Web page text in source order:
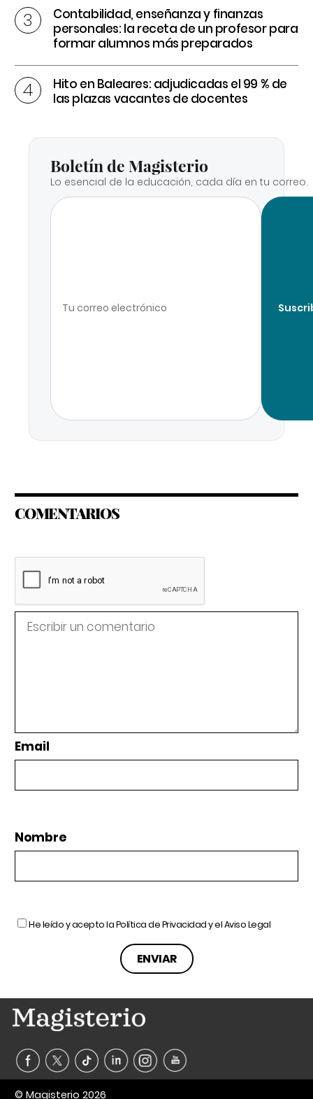
Contabilidad, enseñanza y finanzas
personales: la receta de un profesor para
formar alumnos más preparados
Hito en Baleares: adjudicadas el 99 % de
las plazas vacantes de docentes
Boletín de Magisterio
Lo esencial de la educación, cada día en tu correo.
COMENTARIOS
Email
Nombre
He leído y acepto laPolítica de Privacidady elAviso Legal
© Magisterio 2026